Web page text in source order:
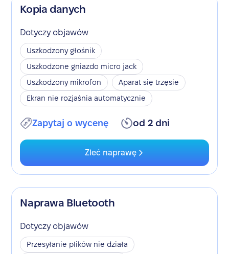
Kopia danych
Dotyczy objawów
Uszkodzony głośnik
Uszkodzone gniazdo micro jack
Uszkodzony mikrofon
Aparat się trzęsie
Ekran nie rozjaśnia automatycznie
Zapytaj o wycenę od 2 dni
Zleć naprawę
Naprawa Bluetooth
Dotyczy objawów
Przesyłanie plików nie działa